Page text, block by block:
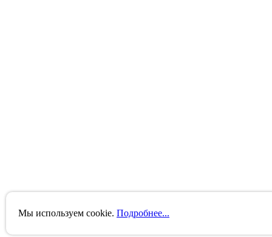
Мы используем cookie. Подробнее...